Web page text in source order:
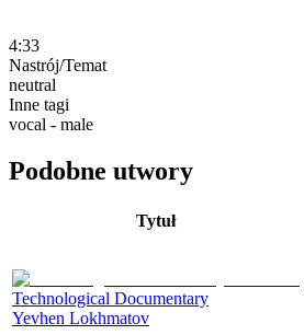
4:33
Nastrój/Temat
neutral
Inne tagi
vocal - male
Podobne utwory
Tytuł
Technological Documentary
Yevhen Lokhmatov